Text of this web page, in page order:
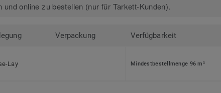
online zu bestellen (nur für Tarkett-Kunden).
Verpackung Verfügbarkeit
Lay Mindestbestellmenge 96 m²